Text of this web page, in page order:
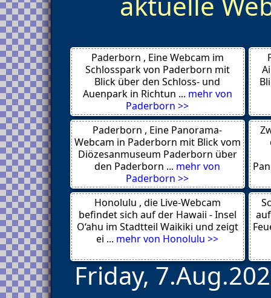
Oerlinghausen 33813
Dortmund
Köln
Hamminkeln
Voerde 46562
Bad Laasphe
Muenster 48143
Hallenberg
Radevormwald 42477
Velbert 42551
Aachen
Lommersdorf 53945
Herford
Koeln 50679
Koeln 50667
Duesseldorf
Olsberg 59939
Werne
Minden 32423
Riemke 44807
Krefeld
Paderborn , Eine Webcam im
Schlosspark von Paderborn mit
Blick über den Schloss- und
Auenpark in Richtun ... mehr von
Paderborn >>
Paderborn , Eine Panorama-
Webcam in Paderborn mit Blick vom
Diözesanmuseum Paderborn über
den Paderborn ... mehr von
Paderborn >>
Honolulu , die Live-Webcam
befindet sich auf der Hawaii - Insel
O‘ahu im Stadtteil Waikiki und zeigt
ei ... mehr von Honolulu >>
Friday,